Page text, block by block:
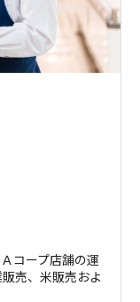
コープ店舗の運
売、米販売およ